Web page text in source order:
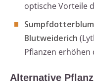
optische Vorteile
Blutweiderich
Pflanzen erhöhen
Alternative